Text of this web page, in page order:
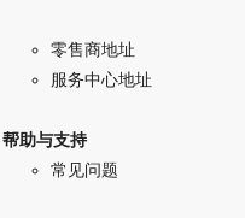
零售商地址
服务中心地址
帮助与支持
常见问题